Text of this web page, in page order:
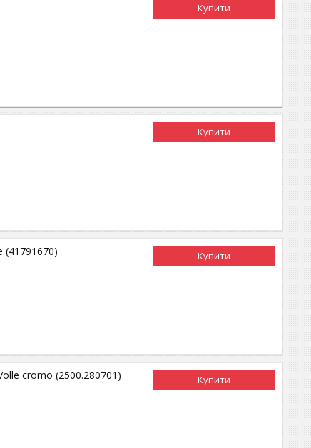
Купити
Купити
Купити
(41791670)
Купити
cromo (2500.280701)